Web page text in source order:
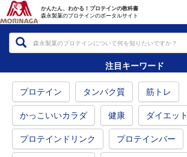
かんたん、わかる！プロテインの教科書
森永製菓のプロテインのポータルサイト
注目キーワード
プロテイン タンパク質 筋トレ
かっこいいカラダ 健康 ダイエット
プロテインドリンク プロテインバー